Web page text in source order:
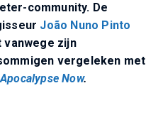
community. De
João Nuno Pinto
vanwege zijn
vergeleken met
Apocalypse Now.